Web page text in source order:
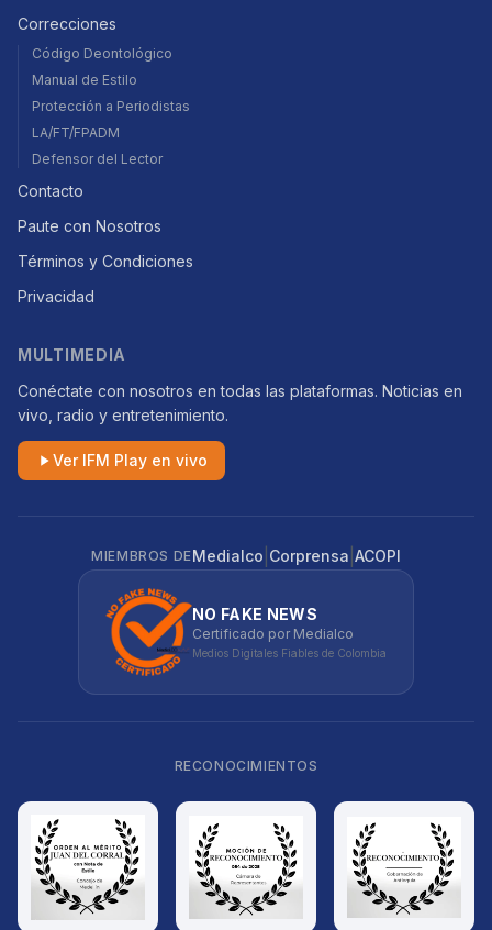
Correcciones
Código Deontológico
Manual de Estilo
Protección a Periodistas
LA/FT/FPADM
Defensor del Lector
Contacto
Paute con Nosotros
Términos y Condiciones
Privacidad
MULTIMEDIA
Conéctate con nosotros en todas las plataformas. Noticias en
vivo, radio y entretenimiento.
Ver IFM Play en vivo
MIEMBROS DE Medialco Corprensa ACOPI
NO FAKE NEWS
Certificado por Medialco
Medios Digitales Fiables de Colombia
RECONOCIMIENTOS